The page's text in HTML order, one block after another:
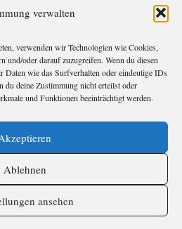
verwalten
verwenden wir Technologien wie Cookies,
und/oder darauf zuzugreifen. Wenn du diesen
Daten wie das Surfverhalten oder eindeutige IDs
du deine Zustimmung nicht erteilst oder
und Funktionen beeinträchtigt werden.
Ablehnen
ansehen